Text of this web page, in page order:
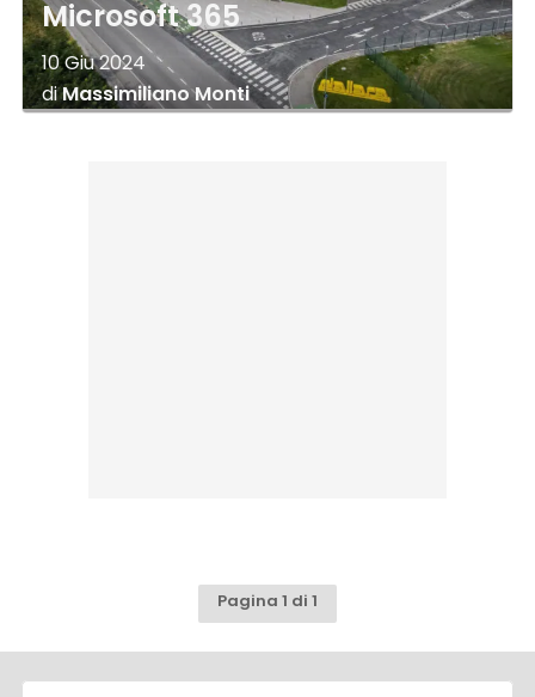
Microsoft 365
10 Giu 2024
diMassimiliano Monti
Pagina 1 di 1